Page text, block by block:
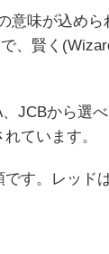
意味が込めら
、賢く
JCBから選
ています。
す。レッド